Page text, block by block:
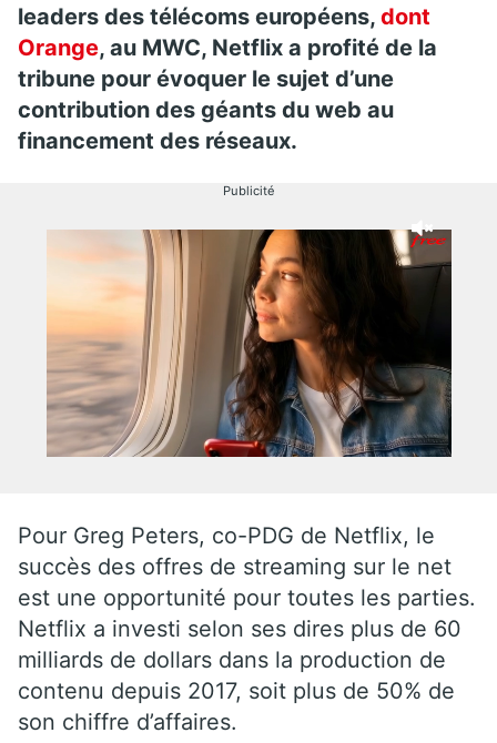
leaders des télécoms européens, dont
Orange, au MWC, Netflix a profité de la
tribune pour évoquer le sujet d’une
contribution des géants du web au
financement des réseaux.
Publicité
Pour Greg Peters, co-PDG de Netflix, le
succès des offres de streaming sur le net
est une opportunité pour toutes les parties.
Netflix a investi selon ses dires plus de 60
milliards de dollars dans la production de
contenu depuis 2017, soit plus de 50% de
son chiffre d’affaires.